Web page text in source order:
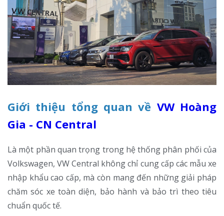
Giới thiệu tổng quan về VW Hoàng
Gia - CN Central
Là một phần quan trọng trong hệ thống phân phối của
Volkswagen, VW Central không chỉ cung cấp các mẫu xe
nhập khẩu cao cấp, mà còn mang đến những giải pháp
chăm sóc xe toàn diện, bảo hành và bảo trì theo tiêu
chuẩn quốc tế.